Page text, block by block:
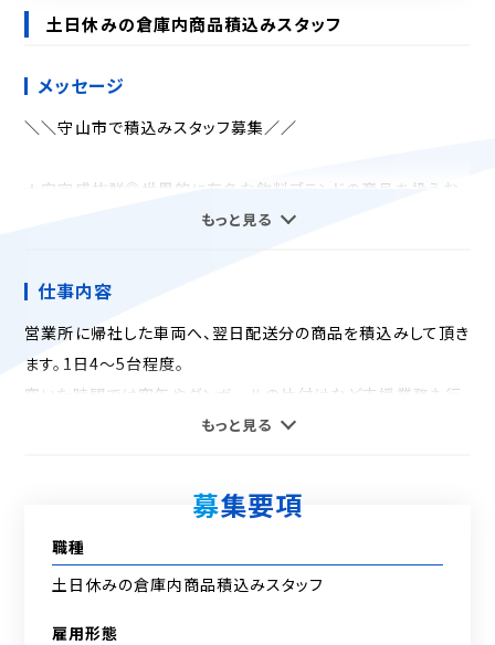
土日休みの倉庫内商品積込みスタッフ
メッセージ
＼＼守山市で積込みスタッフ募集／／
★安定感抜群◎世界的に有名な飲料ブランドの商品を扱うお
★嬉しい交通費支給あり！
--【電話でのお問い合わせ】--
採用担当：採用係
上記で繋がらない場合は、
でも受け付けております。
お気軽にご連絡ください。
もっと見る
仕事内容
営業所に帰社した車両へ、翌日配送分の商品を積込みして頂き
ます。1日4～5台程度。
空いた時間では空缶やダンボールの片付けなど支援業務も行
もっと見る
募集要項
職種
土日休みの倉庫内商品積込みスタッフ
雇用形態